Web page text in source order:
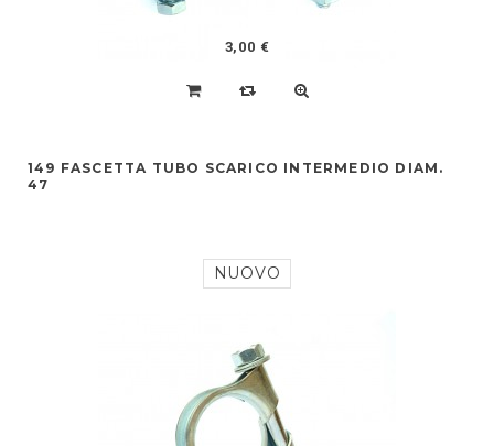
3,00 €
149 FASCETTA TUBO SCARICO INTERMEDIO DIAM.
47
NUOVO